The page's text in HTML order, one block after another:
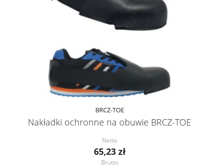
BRCZ-TOE
Nakładki ochronne na obuwie BRCZ-TOE
Netto
65,23 zł
Brutto